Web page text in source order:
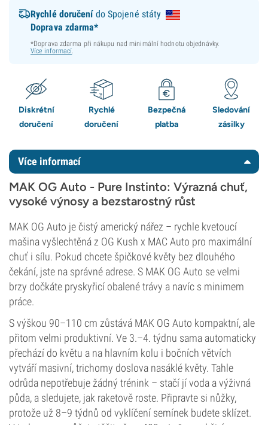
Rychlé doručenído Spojené státy
Doprava zdarma*
*Doprava zdarma při nákupu nad minimální hodnotu objednávky.
Více informací.
Diskrétní
doručení
Rychlé
doručení
Bezpečná
platba
Sledování
zásilky
Více informací
MAK OG Auto - Pure Instinto: Výrazná chuť,
vysoké výnosy a bezstarostný růst
MAK OG Auto je čistý americký nářez – rychle kvetoucí
mašina vyšlechtěná z OG Kush x MAC Auto pro maximální
chuť i sílu. Pokud chcete špičkové květy bez dlouhého
čekání, jste na správné adrese. S MAK OG Auto se velmi
brzy dočkáte pryskyřicí obalené trávy a navíc s minimem
práce.
S výškou 90–110 cm zůstává MAK OG Auto kompaktní, ale
přitom velmi produktivní. Ve 3.–4. týdnu sama automaticky
přechází do květu a na hlavním kolu i bočních větvích
vytváří masivní, trichomy doslova nasáklé květy. Tahle
odrůda nepotřebuje žádný trénink – stačí jí voda a výživná
půda, a sledujete, jak raketově roste. Připravte si nůžky,
protože už 8–9 týdnů od vyklíčení semínek budete sklízet.